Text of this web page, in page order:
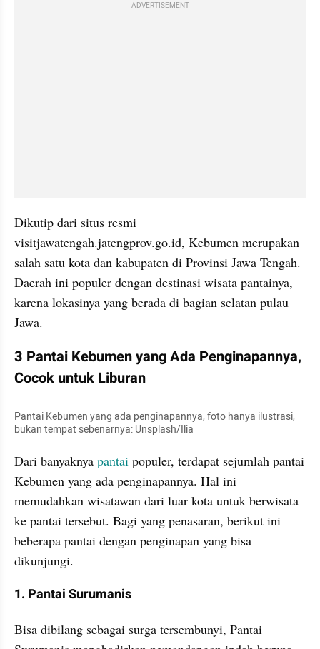
ADVERTISEMENT
Dikutip dari situs resmi
visitjawatengah.jatengprov.go.id, Kebumen merupakan
salah satu kota dan kabupaten di Provinsi Jawa Tengah.
Daerah ini populer dengan destinasi wisata pantainya,
karena lokasinya yang berada di bagian selatan pulau
Jawa.
3 Pantai Kebumen yang Ada Penginapannya,
Cocok untuk Liburan
Pantai Kebumen yang ada penginapannya, foto hanya ilustrasi,
bukan tempat sebenarnya: Unsplash/Ilia
Dari banyaknya pantai populer, terdapat sejumlah pantai
Kebumen yang ada penginapannya. Hal ini
memudahkan wisatawan dari luar kota untuk berwisata
ke pantai tersebut. Bagi yang penasaran, berikut ini
beberapa pantai dengan penginapan yang bisa
dikunjungi.
1. Pantai Surumanis
Bisa dibilang sebagai surga tersembunyi, Pantai